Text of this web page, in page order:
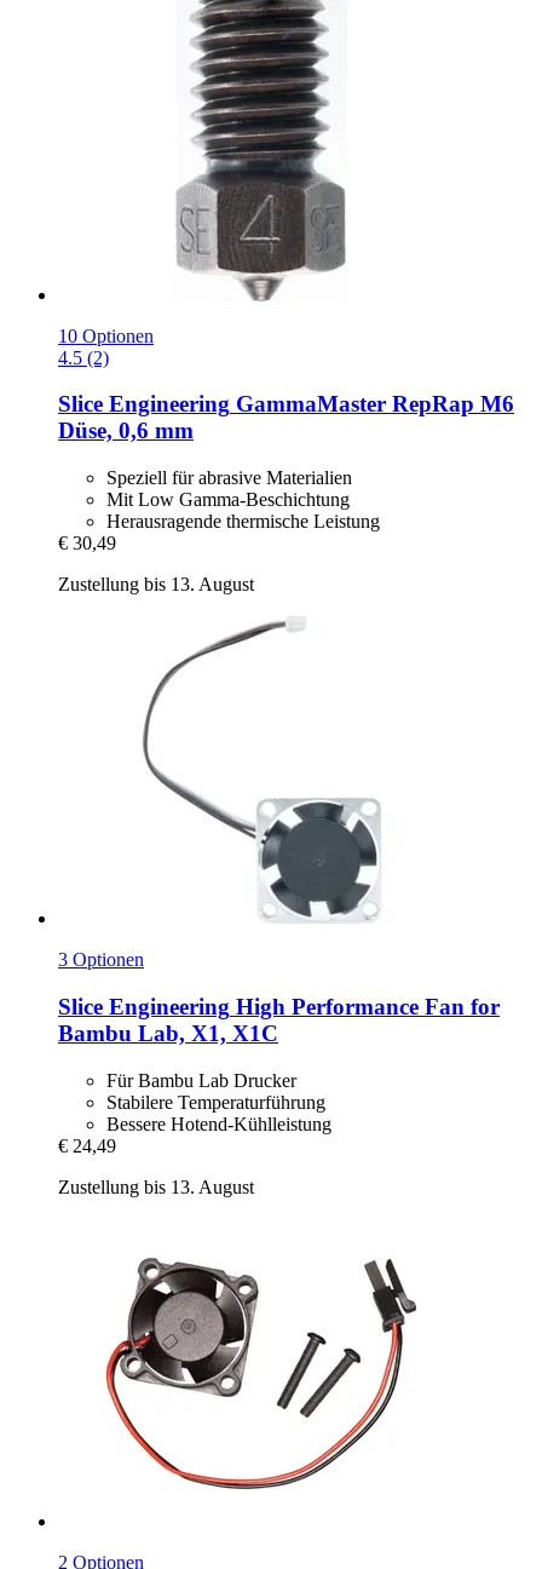
10 Optionen
4.5 (2)
Slice Engineering GammaMaster RepRap M6
Düse, 0,6 mm
Speziell für abrasive Materialien
Mit Low Gamma-Beschichtung
Herausragende thermische Leistung
€ 30,49
Zustellung bis 13. August
3 Optionen
Slice Engineering High Performance Fan for
Bambu Lab, X1, X1C
Für Bambu Lab Drucker
Stabilere Temperaturführung
Bessere Hotend-Kühlleistung
€ 24,49
Zustellung bis 13. August
2 Optionen